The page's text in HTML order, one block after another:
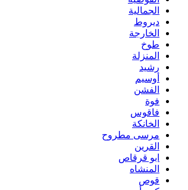
الجمالية
ديروط
الخارجة
طوخ
المنزلة
رشيد
أوسيم
الفشن
فوة
فاقوس
الخانكة
مرسى مطروح
القرين
ابو قرقاص
المنشاه
قوص